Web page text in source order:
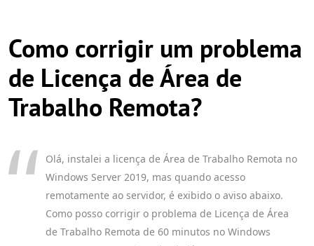
Como corrigir um problema
de Licença de Área de
Trabalho Remota?
Olá, instalei a licença de Área de Trabalho Remota no
Windows Server 2019, mas quando acesso
remotamente ao servidor, é exibido o aviso abaixo.
Como posso corrigir o problema de Licença de Área
de Trabalho Remota de 60 minutos no Windows